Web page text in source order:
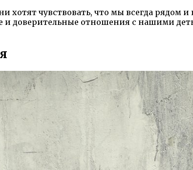
чувствовать, что мы всегда рядом и
доверительные отношения с нашими